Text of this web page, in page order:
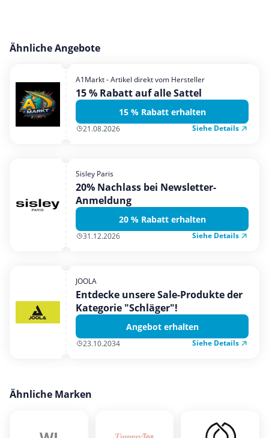
Ähnliche Angebote
A1Markt - Artikel direkt vom Hersteller
15 % Rabatt auf alle Sattel
15 % Rabatt erhalten
21.08.2026 Siehe Details
Sisley Paris
20% Nachlass bei Newsletter-
Anmeldung
20 % Rabatt erhalten
31.12.2026 Siehe Details
JOOLA
Entdecke unsere Sale-Produkte der
Kategorie "Schläger"!
Angebot erhalten
23.10.2034 Siehe Details
Ähnliche Marken